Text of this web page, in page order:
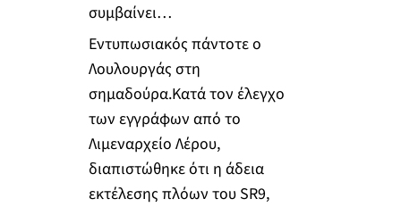
συμβαίνει…
Εντυπωσιακός πάντοτε ο
Λουλουργάς στη
σημαδούρα.Κατά τον έλεγχο
των εγγράφων από το
Λιμεναρχείο Λέρου,
διαπιστώθηκε ότι η άδεια
εκτέλεσης πλόων του SR9,